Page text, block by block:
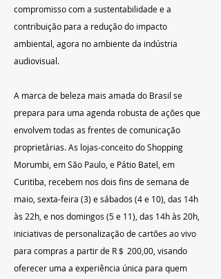
compromisso com a sustentabilidade e a
contribuição para a redução do impacto
ambiental, agora no ambiente da indústria
audiovisual.
A marca de beleza mais amada do Brasil se
prepara para uma agenda robusta de ações que
envolvem todas as frentes de comunicação
proprietárias. As lojas-conceito do Shopping
Morumbi, em São Paulo, e Pátio Batel, em
Curitiba, recebem nos dois fins de semana de
maio, sexta-feira (3) e sábados (4 e 10), das 14h
às 22h, e nos domingos (5 e 11), das 14h às 20h,
iniciativas de personalização de cartões ao vivo
para compras a partir de R＄ 200,00, visando
oferecer uma a experiência única para quem